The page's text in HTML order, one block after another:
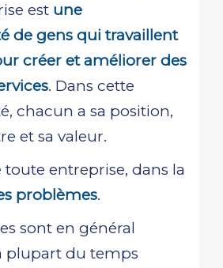
est une
de gens qui travaillent
créer et améliorer des
. Dans cette
chacun a sa position,
et sa valeur.
entreprise, dans la
problèmes.
sont en général
plupart du temps